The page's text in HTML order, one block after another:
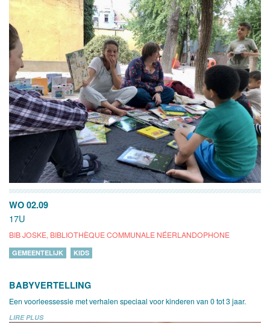
WO 02.09
17U
BIB JOSKE, BIBLIOTHÈQUE COMMUNALE NÉERLANDOPHONE
GEMEENTELIJK KIDS
BABYVERTELLING
Een voorleessessie met verhalen speciaal voor kinderen van 0 tot 3 jaar.
LIRE PLUS